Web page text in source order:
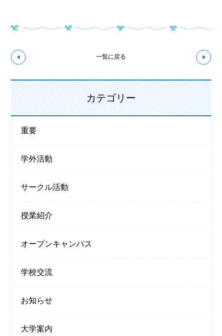
↼前の記事へ 次
一覧に戻る
カテゴリー
重要
学外活動
サークル活動
授業紹介
オープンキャンパス
学校交流
お知らせ
大学案内